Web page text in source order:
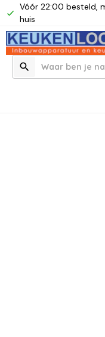
Vóór 22:00 besteld,
huis